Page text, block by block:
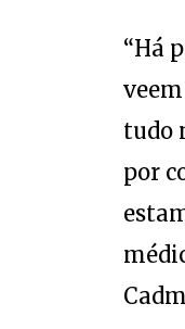
por